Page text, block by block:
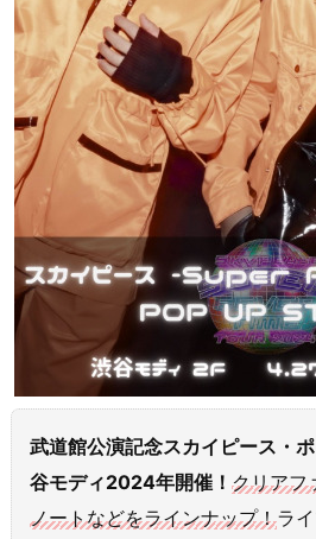
武道館公演記念スカイピース・
谷モディ2024年開催！ クリアフ
ノートなどをラインナップ！ラ